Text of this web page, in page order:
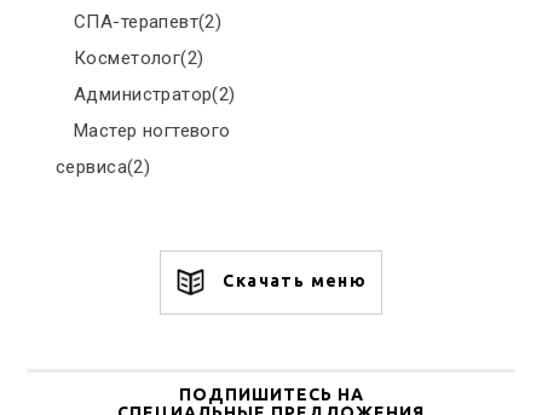
СПА-терапевт(2)
Косметолог(2)
Администратор(2)
Мастер ногтевого
сервиса(2)
Скачать меню
ПОДПИШИТЕСЬ НА